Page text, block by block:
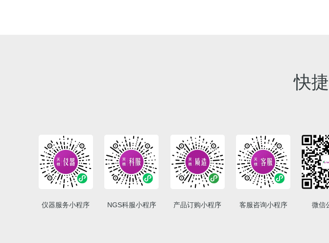
快
仪器服务小程序 NGS科服小程序 产品订购小程序 客服咨询小程序 微信